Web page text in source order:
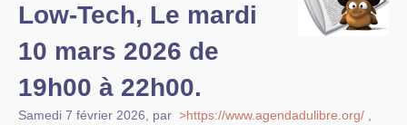
Low-Tech, Le mardi
10 mars 2026 de
19h00 à 22h00.
Samedi 7 février 2026 par >https://www.agendadulibre.org/